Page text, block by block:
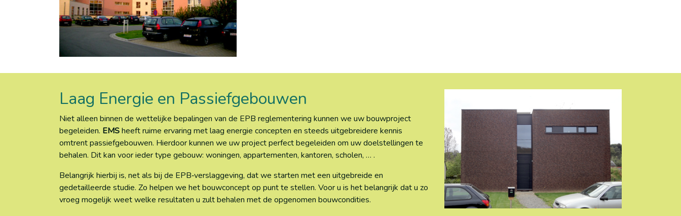
Laag Energie en Passiefgebouwen
Niet alleen binnen de wettelijke bepalingen van de EPB reglementering kunnen we uw bouwproject
begeleiden. EMSheeft ruime ervaring met laag energie concepten en steeds uitgebreidere kennis
omtrent passiefgebouwen. Hierdoor kunnen we uw project perfect begeleiden om uw doelstellingen te
behalen. Dit kan voor ieder type gebouw: woningen, appartementen, kantoren, scholen, … .
Belangrijk hierbij is, net als bij de EPB‐verslaggeving, dat we starten met een uitgebreide en
gedetailleerde studie. Zo helpen we het bouwconcept op punt te stellen. Voor u is het belangrijk dat u zo
vroeg mogelijk weet welke resultaten u zult behalen met de opgenomen bouwcondities.